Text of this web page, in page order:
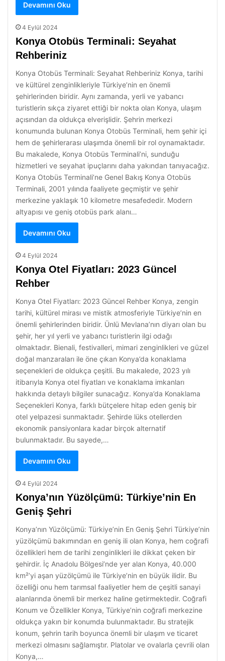
Devamını Oku
4 Eylül 2024
Konya Otobüs Terminali: Seyahat
Rehberiniz
Konya Otobüs Terminali: Seyahat Rehberiniz Konya, tarihi
ve kültürel zenginlikleriyle Türkiye’nin en önemli
şehirlerinden biridir. Aynı zamanda, yerli ve yabancı
turistlerin sıkça ziyaret ettiği bir nokta olan Konya, ulaşım
açısından da oldukça elverişlidir. Şehrin merkezi
konumunda bulunan Konya Otobüs Terminali, hem şehir içi
hem de şehirlerarası ulaşımda önemli bir rol oynamaktadır.
Bu makalede, Konya Otobüs Terminali’ni, sunduğu
hizmetleri ve seyahat ipuçlarını daha yakından tanıyacağız.
Konya Otobüs Terminali’ne Genel Bakış Konya Otobüs
Terminali, 2001 yılında faaliyete geçmiştir ve şehir
merkezine yaklaşık 10 kilometre mesafededir. Modern
altyapısı ve geniş otobüs park alanı…
Devamını Oku
4 Eylül 2024
Konya Otel Fiyatları: 2023 Güncel
Rehber
Konya Otel Fiyatları: 2023 Güncel Rehber Konya, zengin
tarihi, kültürel mirası ve mistik atmosferiyle Türkiye’nin en
önemli şehirlerinden biridir. Ünlü Mevlana’nın diyarı olan bu
şehir, her yıl yerli ve yabancı turistlerin ilgi odağı
olmaktadır. Bienali, festivalleri, mimari zenginlikleri ve güzel
doğal manzaraları ile öne çıkan Konya’da konaklama
seçenekleri de oldukça çeşitli. Bu makalede, 2023 yılı
itibarıyla Konya otel fiyatları ve konaklama imkanları
hakkında detaylı bilgiler sunacağız. Konya’da Konaklama
Seçenekleri Konya, farklı bütçelere hitap eden geniş bir
otel yelpazesi sunmaktadır. Şehirde lüks otellerden
ekonomik pansiyonlara kadar birçok alternatif
bulunmaktadır. Bu sayede,…
Devamını Oku
4 Eylül 2024
Konya’nın Yüzölçümü: Türkiye’nin En
Geniş Şehri
Konya’nın Yüzölçümü: Türkiye’nin En Geniş Şehri Türkiye’nin
yüzölçümü bakımından en geniş ili olan Konya, hem coğrafi
özellikleri hem de tarihi zenginlikleri ile dikkat çeken bir
şehirdir. İç Anadolu Bölgesi’nde yer alan Konya, 40.000
km²’yi aşan yüzölçümü ile Türkiye’nin en büyük ilidir. Bu
özelliği onu hem tarımsal faaliyetler hem de çeşitli sanayi
alanlarında önemli bir merkez haline getirmektedir. Coğrafi
Konum ve Özellikler Konya, Türkiye’nin coğrafi merkezine
oldukça yakın bir konumda bulunmaktadır. Bu stratejik
konum, şehrin tarih boyunca önemli bir ulaşım ve ticaret
merkezi olmasını sağlamıştır. Platolar ve ovalarla çevrili olan
Konya,…